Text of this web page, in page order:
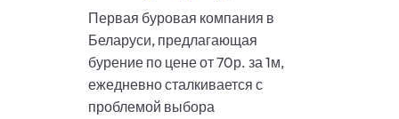
Первая буровая компания в
Беларуси, предлагающая
бурение по цене от 70р. за 1м,
ежедневно сталкивается с
проблемой выбора